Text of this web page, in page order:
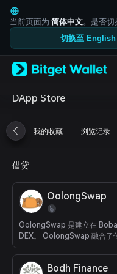
English
日本語
Tiếng Việt
Русский
Español (Latinoamérica)
Türkçe
Français
简体中文
繁體中文
Bahasa Indonesia
ภาษาไทย
العربية
Español
Português (Brasil)
Español (Argentina)
当前页面为 简体中文。是否切
切换至 English
DApp Store
我的收藏 浏览记录
借贷
OolongSwap
OolongSwap 是建立在
DEX。 OolongSwap 融合了
DeFi 2.0 的新理念，例如协
Bodh Finance